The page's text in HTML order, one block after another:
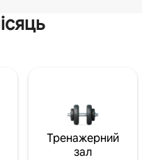
Тренажерний
зал